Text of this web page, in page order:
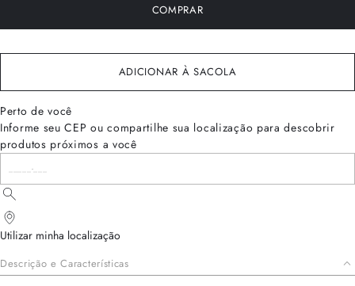
COMPRAR
ADICIONAR À SACOLA
Perto de você
Informe seu CEP ou compartilhe sua localização para descobrir
produtos próximos a você
Utilizar minha localização
Descrição e Características